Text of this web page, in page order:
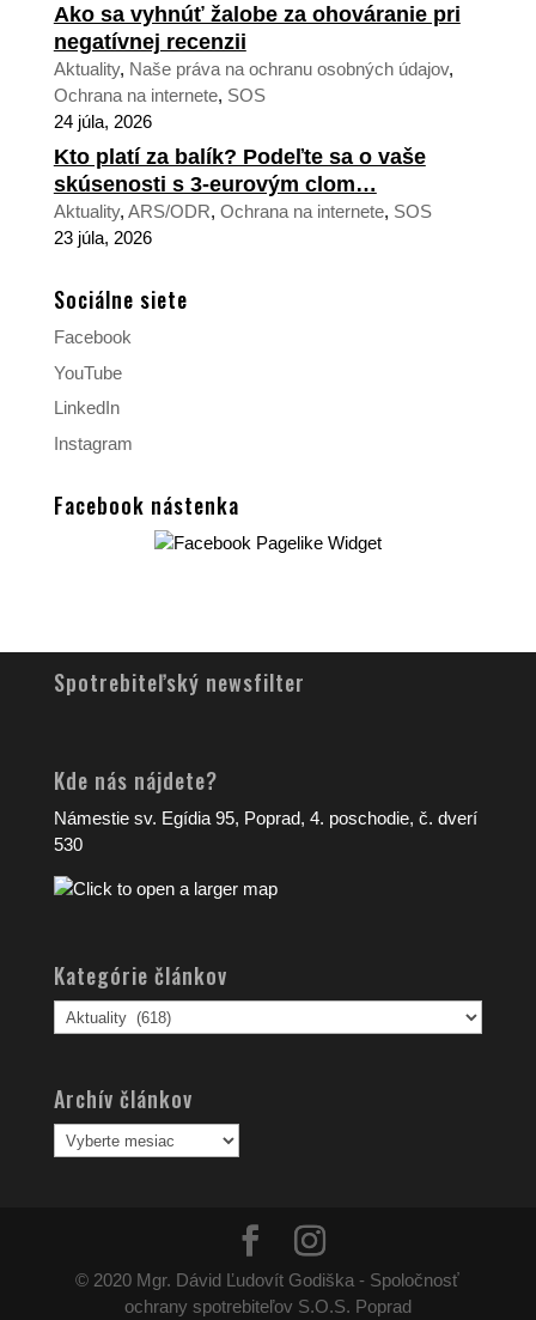
Ako sa vyhnúť žalobe za ohováranie pri
negatívnej recenzii
Aktuality, Naše práva na ochranu osobných údajov,
Ochrana na internete, SOS
24 júla, 2026
Kto platí za balík? Podeľte sa o vaše
skúsenosti s 3-eurovým clom…
Aktuality, ARS/ODR, Ochrana na internete, SOS
23 júla, 2026
Sociálne siete
Facebook
YouTube
LinkedIn
Instagram
Facebook nástenka
Spotrebiteľský newsfilter
Kde nás nájdete?
Námestie sv. Egídia 95, Poprad, 4. poschodie, č. dverí
530
Kategórie článkov
Kategórie
článkov
Archív článkov
Archív
článkov
© 2020 Mgr. Dávid Ľudovít Godiška - Spoločnosť
ochrany spotrebiteľov S.O.S. Poprad